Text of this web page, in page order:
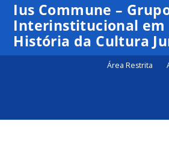
Ius Commune –
Interinstitucional em
História da Cultura
Área Restrita